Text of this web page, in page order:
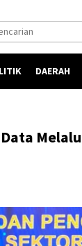
DAERAH